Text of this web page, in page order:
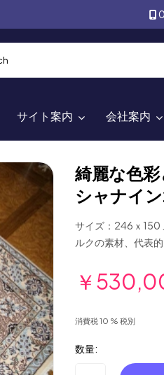
サイト案内 会社案内
綺麗な色
シャナイ
サイズ：246ｘ150
ルクの素材、代表
￥
消費税 10 % 税別
数量: